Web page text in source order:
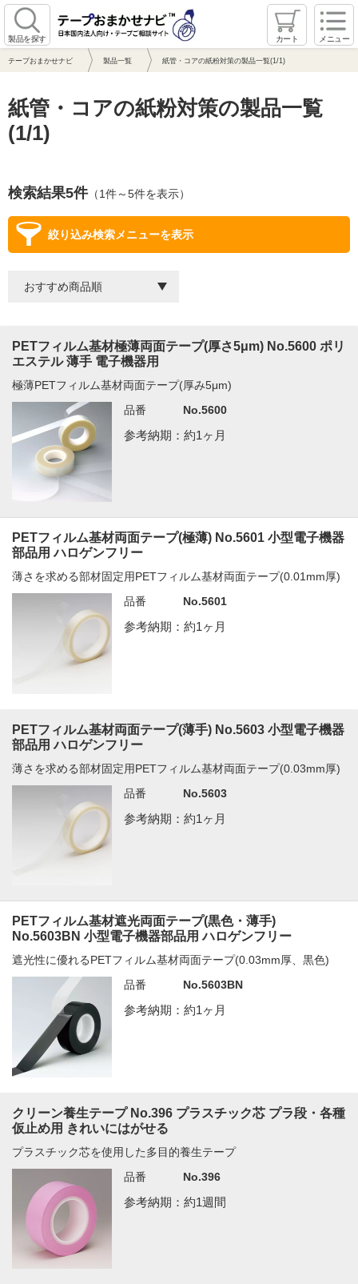
製品を探す カート メニュー
テープおまかせナビ 製品一覧 紙管・コアの紙粉対策の製品一覧(1/1)
紙管・コアの紙粉対策の製品一覧
(1/1)
検索結果5件（1件～5件を表示）
絞り込み検索メニューを表示
PETフィルム基材極薄両面テープ(厚さ5μm) No.5600 ポリ
エステル 薄手 電子機器用
極薄PETフィルム基材両面テープ(厚み5μm)
品番
No.5600
参考納期：約1ヶ月
PETフィルム基材両面テープ(極薄) No.5601 小型電子機器
部品用 ハロゲンフリー
薄さを求める部材固定用PETフィルム基材両面テープ(0.01mm厚)
品番
No.5601
参考納期：約1ヶ月
PETフィルム基材両面テープ(薄手) No.5603 小型電子機器
部品用 ハロゲンフリー
薄さを求める部材固定用PETフィルム基材両面テープ(0.03mm厚)
品番
No.5603
参考納期：約1ヶ月
PETフィルム基材遮光両面テープ(黒色・薄手)
No.5603BN 小型電子機器部品用 ハロゲンフリー
遮光性に優れるPETフィルム基材両面テープ(0.03mm厚、黒色)
品番
No.5603BN
参考納期：約1ヶ月
クリーン養生テープ No.396 プラスチック芯 プラ段・各種
仮止め用 きれいにはがせる
プラスチック芯を使用した多目的養生テープ
品番
No.396
参考納期：約1週間